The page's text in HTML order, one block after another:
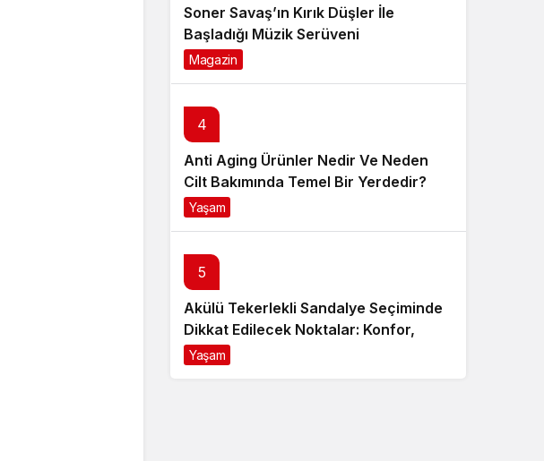
Soner Savaş’ın Kırık Düşler İle
Başladığı Müzik Serüveni
Magazin
4
Anti Aging Ürünler Nedir Ve Neden
Cilt Bakımında Temel Bir Yerdedir?
Yaşam
5
Akülü Tekerlekli Sandalye Seçiminde
Dikkat Edilecek Noktalar: Konfor,
Güvenlik ve Doğru Model Tercihi
Yaşam